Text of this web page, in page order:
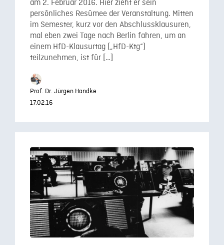
am 2. Februar 2016. Hier zieht er sein
persönliches Resümee der Veranstaltung. Mitten
im Semester, kurz vor den Abschlussklausuren,
mal eben zwei Tage nach Berlin fahren, um an
einem HfD-Klausurtag („HfD-Ktg“)
teilzunehmen, ist für […]
Prof. Dr. Jürgen Handke
17.02.16